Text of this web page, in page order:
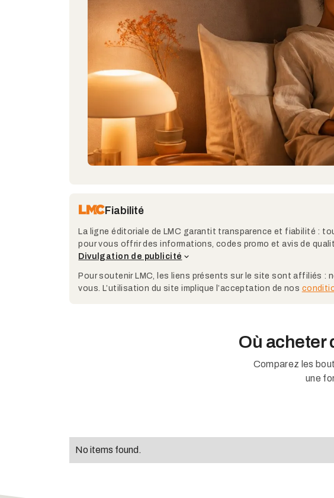
Fiabilité
La ligne éditoriale de LMC garantit transparence et fiabilité :
pour vous offrir des informations, codes promo et avis de
Divulgation de publicité
Pour soutenir LMC, les liens présents sur le site sont affiliés :
vous. L’utilisation du site implique l’acceptation de nos
Où acheter
Comparez les
une
No items found.